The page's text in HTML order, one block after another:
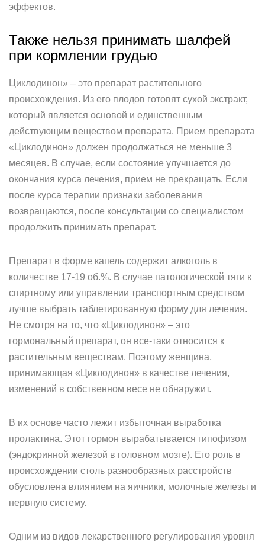
эффектов.
Также нельзя принимать шалфей
при кормлении грудью
Циклодинон» – это препарат растительного
происхождения. Из его плодов готовят сухой экстракт,
который является основой и единственным
действующим веществом препарата. Прием препарата
«Циклодинон» должен продолжаться не меньше 3
месяцев. В случае, если состояние улучшается до
окончания курса лечения, прием не прекращать. Если
после курса терапии признаки заболевания
возвращаются, после консультации со специалистом
продолжить принимать препарат.
Препарат в форме капель содержит алкоголь в
количестве 17-19 об.%. В случае патологической тяги к
спиртному или управлении транспортным средством
лучше выбрать таблетированную форму для лечения.
Не смотря на то, что «Циклодинон» – это
гормональный препарат, он все-таки относится к
растительным веществам. Поэтому женщина,
принимающая «Циклодинон» в качестве лечения,
изменений в собственном весе не обнаружит.
В их основе часто лежит избыточная выработка
пролактина. Этот гормон вырабатывается гипофизом
(эндокринной железой в головном мозге). Его роль в
происхождении столь разнообразных расстройств
обусловлена влиянием на яичники, молочные железы и
нервную систему.
Одним из видов лекарственного регулирования уровня